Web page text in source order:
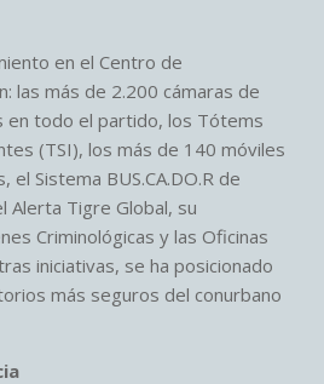
en el Centro de
las más de 2.200 cámaras de
en todo el partido, los Tótems
(TSI), los más de 140 móviles
el Sistema BUS.CA.DO.R de
Alerta Tigre Global, su
Criminológicas y las Oficinas
iniciativas, se ha posicionado
más seguros del conurbano